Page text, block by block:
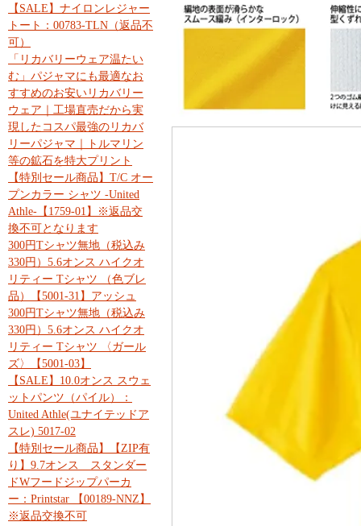
【SALE】ナイロンレジャー
トート：00783-TLN（返品不
可）
「リカバリーウェア温たい
む」パジャマにも最適なお
すすめのお安いリカバリー
ウェア｜工場直売だから実
現したコスパ最強のリカバ
リーパジャマ｜トルマリン
等の鉱石を特大プリント
【特別セール商品】T/C オー
プンカラー シャツ -United
Athle-【1759-01】※返品交
換不可となります
300円Tシャツ無地（税込み
330円）5.6オンス ハイクオ
リティー Tシャツ （色ブレ
品）【5001-31】アッシュ
300円Tシャツ無地（税込み
330円）5.6オンス ハイクオ
リティー Tシャツ 〈ガール
ズ〉【5001-03】
【SALE】10.0オンス スウェ
ットパンツ（パイル）：
United Athle(ユナイテッドア
スレ) 5017-02
【特別セール商品】【ZIP有
り】9.7オンス スタンダー
ドWフードジップパーカ
ー：Printstar 【00189-NNZ】
※返品交換不可